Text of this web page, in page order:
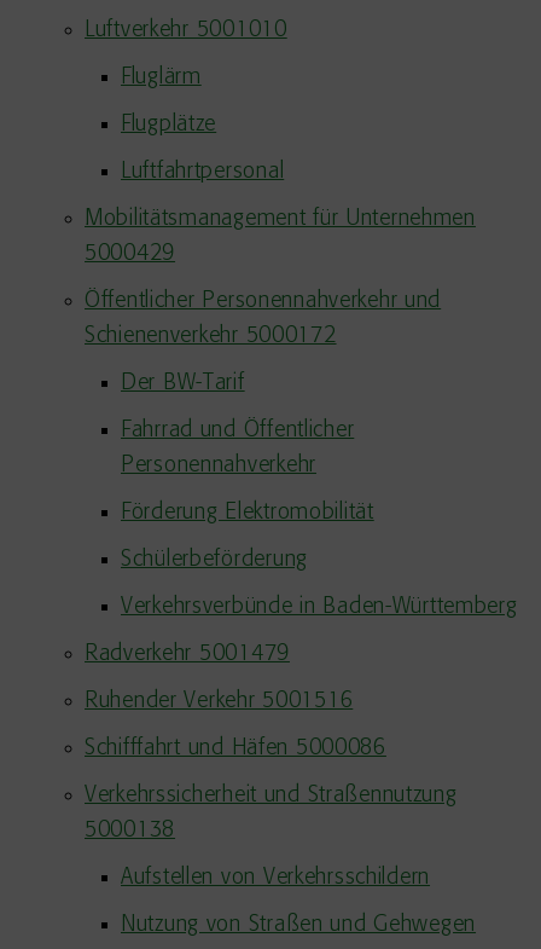
Luftverkehr 5001010
Fluglärm
Flugplätze
Luftfahrtpersonal
Mobilitätsmanagement für Unternehmen
5000429
Öffentlicher Personennahverkehr und
Schienenverkehr 5000172
Der BW-Tarif
Fahrrad und Öffentlicher
Personennahverkehr
Förderung Elektromobilität
Schülerbeförderung
Verkehrsverbünde in Baden-Württemberg
Radverkehr 5001479
Ruhender Verkehr 5001516
Schifffahrt und Häfen 5000086
Verkehrssicherheit und Straßennutzung
5000138
Aufstellen von Verkehrsschildern
Nutzung von Straßen und Gehwegen